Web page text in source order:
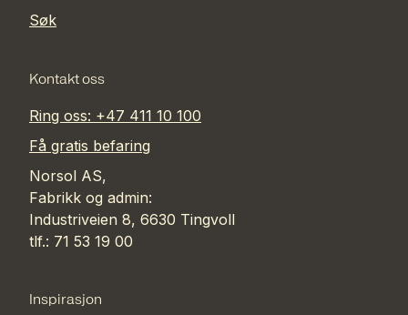
Søk
Kontakt oss
Ring oss: +47 411 10 100
Få gratis befaring
Norsol AS,
Fabrikk og admin:
Industriveien 8, 6630 Tingvoll
tlf.: 71 53 19 00
Inspirasjon